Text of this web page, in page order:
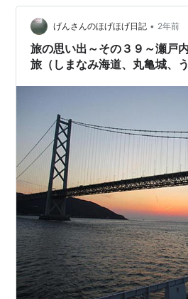
げんさんのほげほげ日記 • 2年前
旅の思い出～その３９～瀬戸
旅（しまなみ海道、丸亀城、